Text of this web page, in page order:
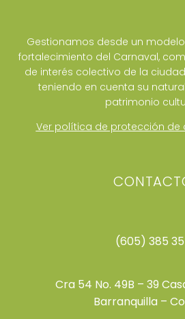
Gestionamos desde un
fortalecimiento del Carnaval,
de interés colectivo de la
teniendo en cuenta su
patrimonio
Ver política de protección de
(605) 385
Cra 54 No. 49B – 39
Barranquilla –